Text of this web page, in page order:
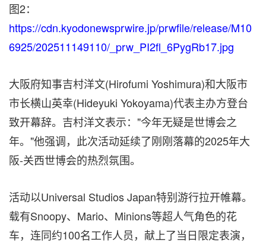
图2：
https://cdn.kyodonewsprwire.jp/prwfile/release/M10
6925/202511149110/_prw_PI2fl_6PygRb17.jpg
大阪府知事吉村洋文(Hirofumi Yoshimura)和大阪市
市长横山英幸(Hideyuki Yokoyama)代表主办方登台
致开幕辞。吉村洋文表示："今年无疑是世博会之
年。"他强调，此次活动延续了刚刚落幕的2025年大
阪-关西世博会的热烈氛围。
活动以Universal Studios Japan特别游行拉开帷幕。
载有Snoopy、Mario、Minions等超人气角色的花
车，连同约100名工作人员，献上了当日限定表演，